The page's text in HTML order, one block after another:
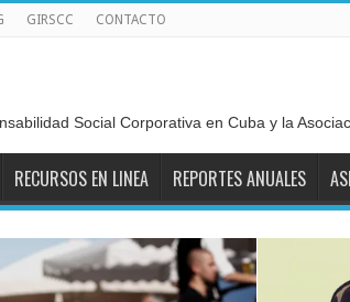
GIRSCC CONTACTO
Social Corporativa en Cuba y la
RECURSOS EN LINEA REPORTES ANUALES